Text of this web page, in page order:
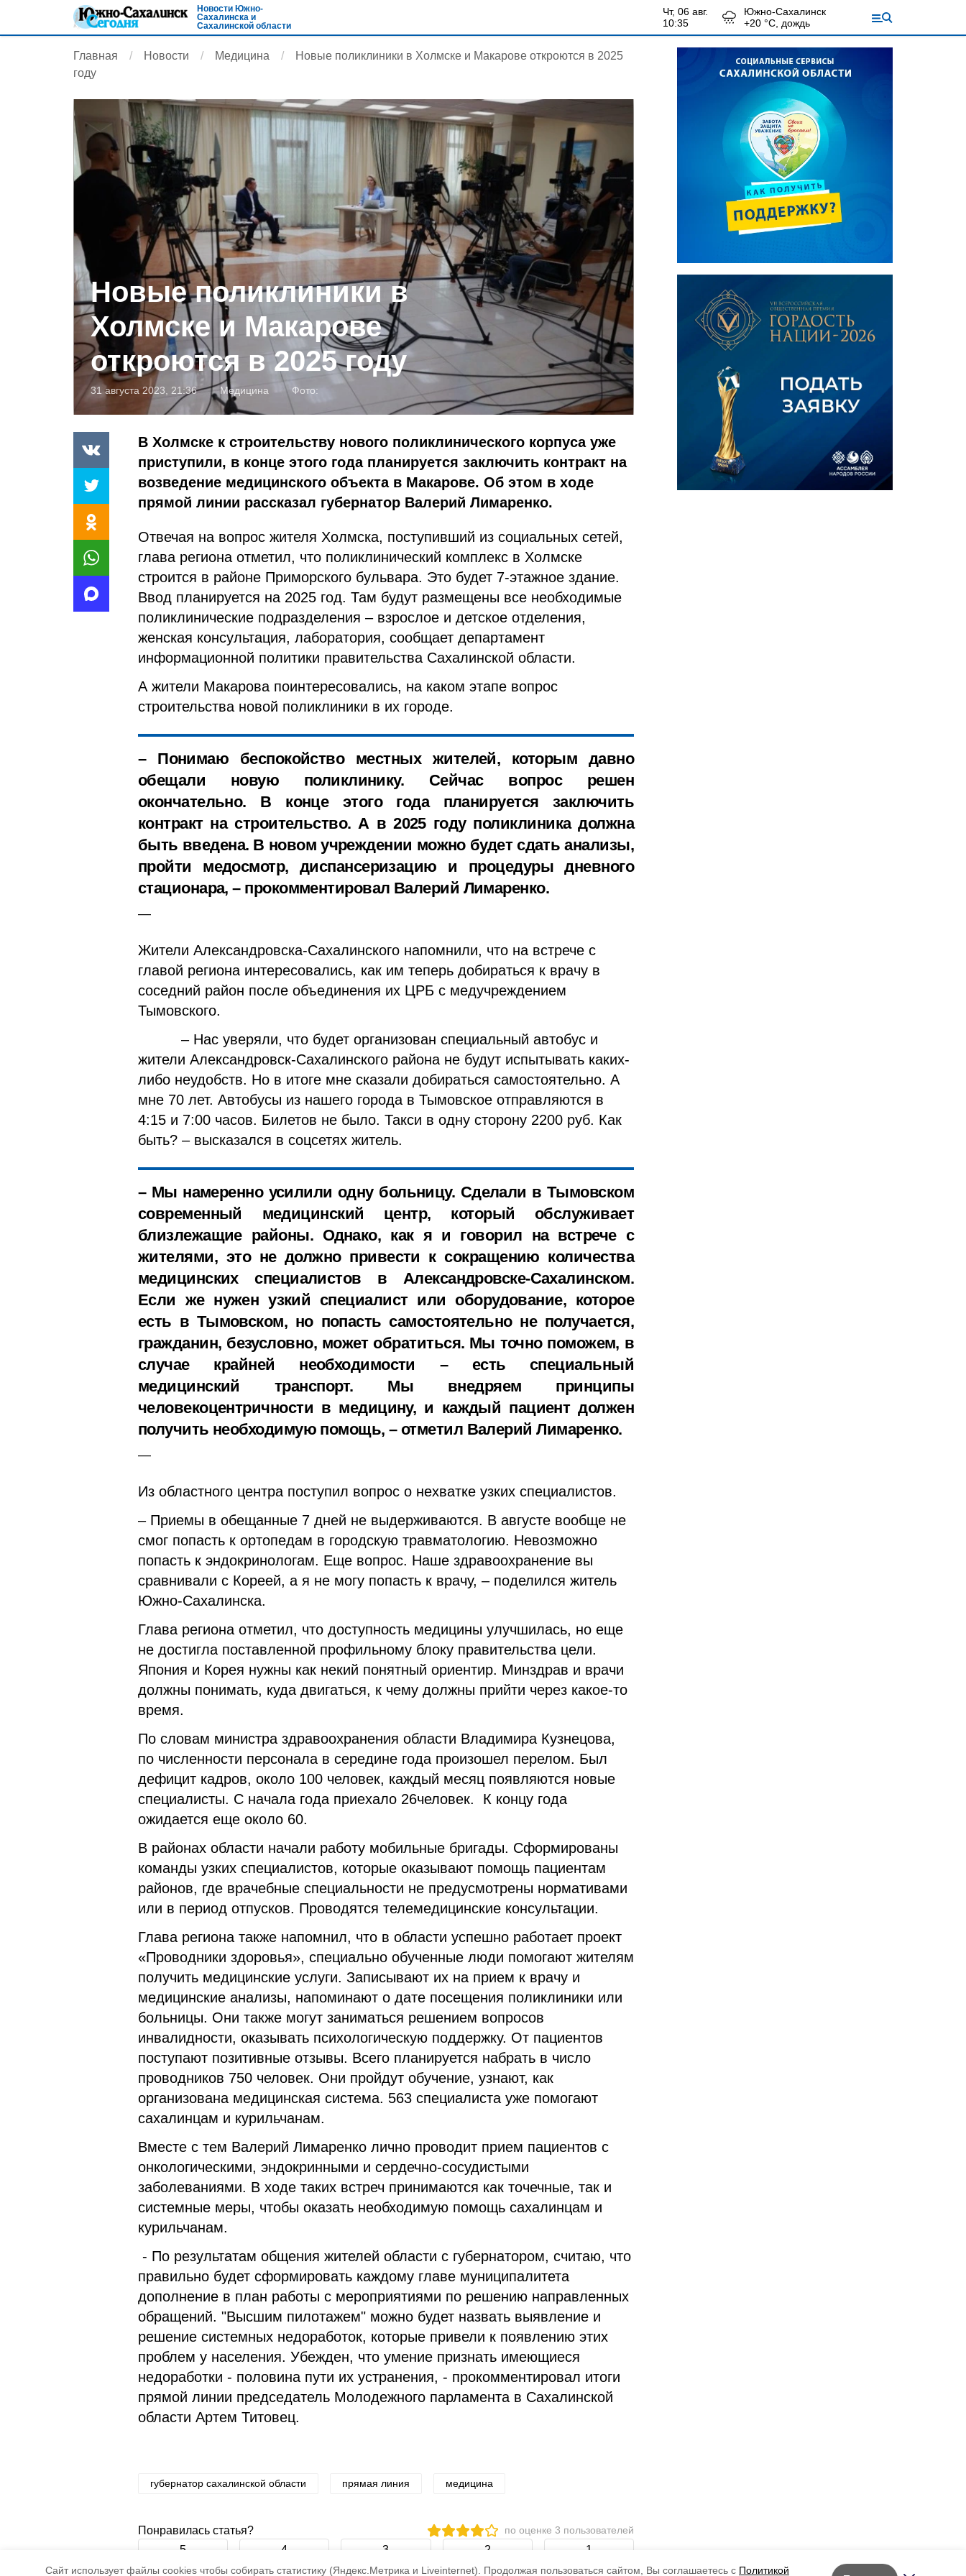
Cайт использует файлы cookies чтобы собирать статистику (Яндекс.Метрика и Liveinternet). Продолжая пользоваться сайтом, Вы соглашаетесь с Политикой
Новости Южно-
Сахалинска и
Сахалинской области
чт, 06 авг.
10:35
Южно-Сахалинск
+20 °С, дождь
Главная Новости Медицина
Новые поликлиники в Холмске и Макарове откроются в 2025
году
Новые поликлиники в
Холмске и Макарове
откроются в 2025 году
31 августа 2023, 21:36 Медицина Фото:
В Холмске к строительству нового поликлинического корпуса уже
приступили, в конце этого года планируется заключить контракт на
возведение медицинского объекта в Макарове. Об этом в ходе
прямой линии рассказал губернатор Валерий Лимаренко.
Отвечая на вопрос жителя Холмска, поступивший из социальных сетей,
глава региона отметил, что поликлинический комплекс в Холмске
строится в районе Приморского бульвара. Это будет 7-этажное здание.
Ввод планируется на 2025 год. Там будут размещены все необходимые
поликлинические подразделения – взрослое и детское отделения,
женская консультация, лаборатория, сообщает департамент
информационной политики правительства Сахалинской области.
А жители Макарова поинтересовались, на каком этапе вопрос
строительства новой поликлиники в их городе.
– Понимаю беспокойство местных жителей, которым давно
обещали новую поликлинику. Сейчас вопрос решен
окончательно. В конце этого года планируется заключить
контракт на строительство. А в 2025 году поликлиника должна
быть введена. В новом учреждении можно будет сдать анализы,
пройти медосмотр, диспансеризацию и процедуры дневного
стационара, – прокомментировал Валерий Лимаренко.
Жители Александровска-Сахалинского напомнили, что на встрече с
главой региона интересовались, как им теперь добираться к врачу в
соседний район после объединения их ЦРБ с медучреждением
Тымовского.
– Нас уверяли, что будет организован специальный автобус и
жители Александровск-Сахалинского района не будут испытывать каких-
либо неудобств. Но в итоге мне сказали добираться самостоятельно. А
мне 70 лет. Автобусы из нашего города в Тымовское отправляются в
4:15 и 7:00 часов. Билетов не было. Такси в одну сторону 2200 руб. Как
быть? – высказался в соцсетях житель.
– Мы намеренно усилили одну больницу. Сделали в Тымовском
современный медицинский центр, который обслуживает
близлежащие районы. Однако, как я и говорил на встрече с
жителями, это не должно привести к сокращению количества
медицинских специалистов в Александровске-Сахалинском.
Если же нужен узкий специалист или оборудование, которое
есть в Тымовском, но попасть самостоятельно не получается,
гражданин, безусловно, может обратиться. Мы точно поможем, в
случае крайней необходимости – есть специальный
медицинский транспорт. Мы внедряем принципы
человекоцентричности в медицину, и каждый пациент должен
получить необходимую помощь, – отметил Валерий Лимаренко.
Из областного центра поступил вопрос о нехватке узких специалистов.
– Приемы в обещанные 7 дней не выдерживаются. В августе вообще не
смог попасть к ортопедам в городскую травматологию. Невозможно
попасть к эндокринологам. Еще вопрос. Наше здравоохранение вы
сравнивали с Кореей, а я не могу попасть к врачу, – поделился житель
Южно-Сахалинска.
Глава региона отметил, что доступность медицины улучшилась, но еще
не достигла поставленной профильному блоку правительства цели.
Япония и Корея нужны как некий понятный ориентир. Минздрав и врачи
должны понимать, куда двигаться, к чему должны прийти через какое-то
время.
По словам министра здравоохранения области Владимира Кузнецова,
по численности персонала в середине года произошел перелом. Был
дефицит кадров, около 100 человек, каждый месяц появляются новые
специалисты. С начала года приехало 26человек. К концу года
ожидается еще около 60.
В районах области начали работу мобильные бригады. Сформированы
команды узких специалистов, которые оказывают помощь пациентам
районов, где врачебные специальности не предусмотрены нормативами
или в период отпусков. Проводятся телемедицинские консультации.
Глава региона также напомнил, что в области успешно работает проект
«Проводники здоровья», специально обученные люди помогают жителям
получить медицинские услуги. Записывают их на прием к врачу и
медицинские анализы, напоминают о дате посещения поликлиники или
больницы. Они также могут заниматься решением вопросов
инвалидности, оказывать психологическую поддержку. От пациентов
поступают позитивные отзывы. Всего планируется набрать в число
проводников 750 человек. Они пройдут обучение, узнают, как
организована медицинская система. 563 специалиста уже помогают
сахалинцам и курильчанам.
Вместе с тем Валерий Лимаренко лично проводит прием пациентов с
онкологическими, эндокринными и сердечно-сосудистыми
заболеваниями. В ходе таких встреч принимаются как точечные, так и
системные меры, чтобы оказать необходимую помощь сахалинцам и
курильчанам.
- По результатам общения жителей области с губернатором, считаю, что
правильно будет сформировать каждому главе муниципалитета
дополнение в план работы с мероприятиями по решению направленных
обращений. "Высшим пилотажем" можно будет назвать выявление и
решение системных недоработок, которые привели к появлению этих
проблем у населения. Убежден, что умение признать имеющиеся
недоработки - половина пути их устранения, - прокомментировал итоги
прямой линии председатель Молодежного парламента в Сахалинской
области Артем Титовец.
губернатор сахалинской области прямая линия медицина
Понравилась статья? по оценке 3 пользователей
5 4 3 2 1